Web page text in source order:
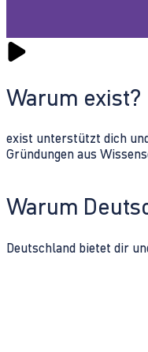
Warum exist?
exist unterstützt dich
Gründungen aus
Warum
Deutschland bietet dir